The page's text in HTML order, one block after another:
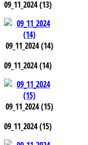
09_11_2024 (13)
09_11_2024 (14)
09_11_2024 (14)
09_11_2024 (15)
09_11_2024 (15)